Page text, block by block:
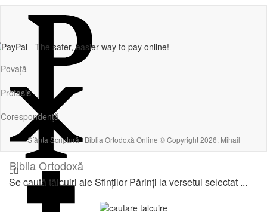
Biblia Ortodoxă
Povață
Profasis
Corespondență
Sfânta Scriptură | Biblia Ortodoxă Online © Copyright 2026, Mihail
Se caută tâlcuiri ale Sfinților Părinți la versetul selectat ...